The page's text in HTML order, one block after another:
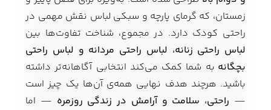
زمستان، که گرمای پارچه و سبکی لباس نقش مهمی در
راحتی کودک دارد. در مجموع، شناخت تفاوت‌ها بین
لباس راحتی زنانه، لباس راحتی مردانه و لباس راحتی
بچگانه به شما کمک می‌کند انتخابی آگاهانه‌تر داشته
باشید. هرچند هدف نهایی همه‌ی آن‌ها یک چیز است
— راحتی، سلامت و آرامش در زندگی روزمره — اما